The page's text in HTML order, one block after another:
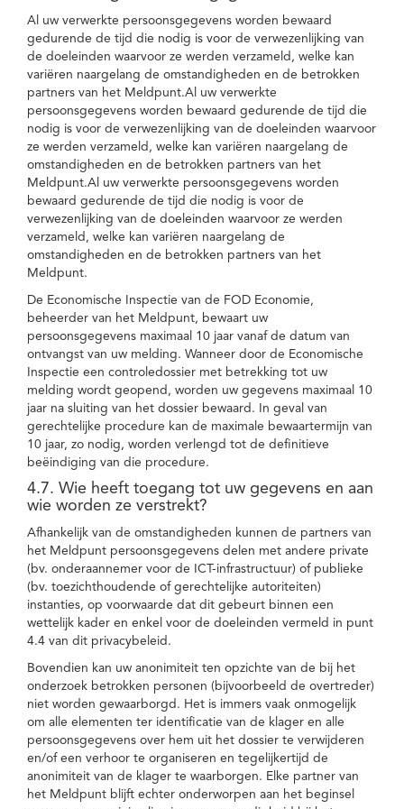
Al uw verwerkte persoonsgegevens worden bewaard
gedurende de tijd die nodig is voor de verwezenlijking van
de doeleinden waarvoor ze werden verzameld, welke kan
variëren naargelang de omstandigheden en de betrokken
partners van het Meldpunt.Al uw verwerkte
persoonsgegevens worden bewaard gedurende de tijd die
nodig is voor de verwezenlijking van de doeleinden waarvoor
ze werden verzameld, welke kan variëren naargelang de
omstandigheden en de betrokken partners van het
Meldpunt.Al uw verwerkte persoonsgegevens worden
bewaard gedurende de tijd die nodig is voor de
verwezenlijking van de doeleinden waarvoor ze werden
verzameld, welke kan variëren naargelang de
omstandigheden en de betrokken partners van het
Meldpunt.
De Economische Inspectie van de FOD Economie,
beheerder van het Meldpunt, bewaart uw
persoonsgegevens maximaal 10 jaar vanaf de datum van
ontvangst van uw melding. Wanneer door de Economische
Inspectie een controledossier met betrekking tot uw
melding wordt geopend, worden uw gegevens maximaal 10
jaar na sluiting van het dossier bewaard. In geval van
gerechtelijke procedure kan de maximale bewaartermijn van
10 jaar, zo nodig, worden verlengd tot de definitieve
beëindiging van die procedure.
4.7. Wie heeft toegang tot uw gegevens en aan
wie worden ze verstrekt?
Afhankelijk van de omstandigheden kunnen de partners van
het Meldpunt persoonsgegevens delen met andere private
(bv. onderaannemer voor de ICT-infrastructuur) of publieke
(bv. toezichthoudende of gerechtelijke autoriteiten)
instanties, op voorwaarde dat dit gebeurt binnen een
wettelijk kader en enkel voor de doeleinden vermeld in punt
4.4 van dit privacybeleid.
Bovendien kan uw anonimiteit ten opzichte van de bij het
onderzoek betrokken personen (bijvoorbeeld de overtreder)
niet worden gewaarborgd. Het is immers vaak onmogelijk
om alle elementen ter identificatie van de klager en alle
persoonsgegevens over hem uit het dossier te verwijderen
en/of een verhoor te organiseren en tegelijkertijd de
anonimiteit van de klager te waarborgen. Elke partner van
het Meldpunt blijft echter onderworpen aan het beginsel